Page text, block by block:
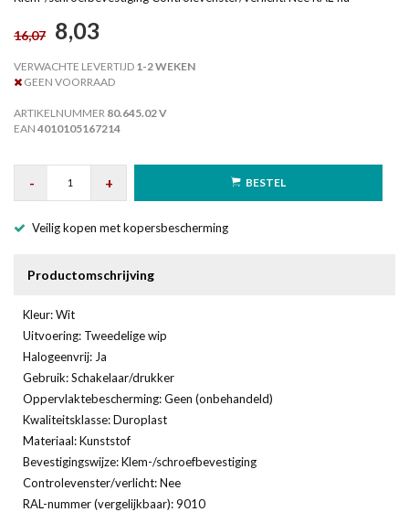
16,07 8,03
VERWACHTE LEVERTIJD 1-2 WEKEN
GEEN VOORRAAD
ARTIKELNUMMER 80.645.02 V
EAN 4010105167214
- + BESTEL
Veilig kopen met kopersbescherming
Productomschrijving
Kleur: Wit
Uitvoering: Tweedelige wip
Halogeenvrij: Ja
Gebruik: Schakelaar/drukker
Oppervlaktebescherming: Geen (onbehandeld)
Kwaliteitsklasse: Duroplast
Materiaal: Kunststof
Bevestigingswijze: Klem-/schroefbevestiging
Controlevenster/verlicht: Nee
RAL-nummer (vergelijkbaar): 9010